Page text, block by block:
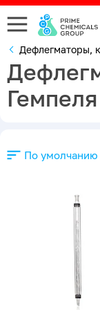
Дефлегматоры,
По умолчанию